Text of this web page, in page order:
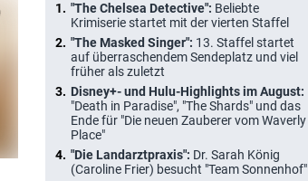
"The Chelsea Detective": Beliebte
Krimiserie startet mit der vierten Staffel
"The Masked Singer": 13. Staffel startet
auf überraschendem Sendeplatz und viel
früher als zuletzt
Disney+- und Hulu-Highlights im August:
"Death in Paradise", "The Shards" und das
Ende für "Die neuen Zauberer vom Waverly
Place"
"Die Landarztpraxis": Dr. Sarah König
(Caroline Frier) besucht "Team Sonnenhof"